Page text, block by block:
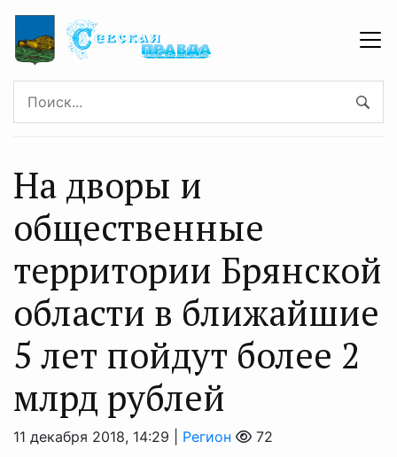
На дворы и
общественные
территории Брянской
области в ближайшие
5 лет пойдут более 2
млрд рублей
11 декабря 2018, 14:29 | Регион 72